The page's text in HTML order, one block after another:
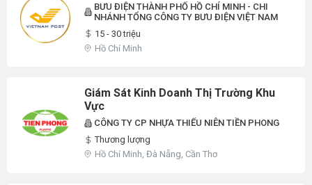
BƯU ĐIỆN THÀNH PHỐ HỒ CHÍ MINH - CHI
NHÁNH TỔNG CÔNG TY BƯU ĐIỆN VIỆT NAM
15 - 30 triệu
Hồ Chí Minh
Giám Sát Kinh Doanh Thị Trường Khu
Vực
CÔNG TY CP NHỰA THIẾU NIÊN TIỀN PHONG
Thương lượng
Hồ Chí Minh, Đà Nẵng, Cần Thơ